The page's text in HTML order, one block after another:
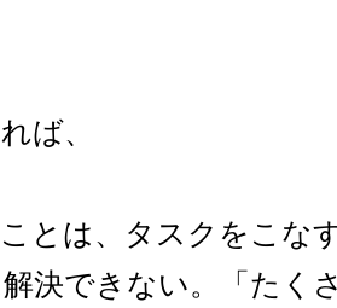
ば、
ことは、タスクをこな
決できない。「たく